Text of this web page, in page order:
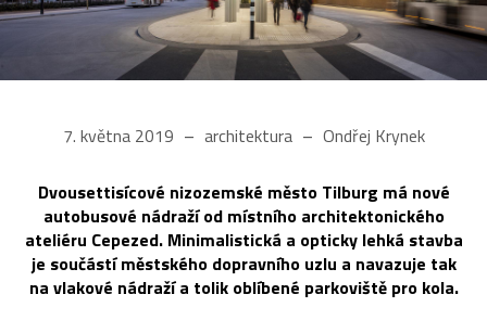
7. května 2019 architektura Ondřej Krynek
Dvousettisícové nizozemské město Tilburg má nové
autobusové nádraží od místního architektonického
ateliéru Cepezed. Minimalistická a opticky lehká stavba
je součástí městského dopravního uzlu a navazuje tak
na vlakové nádraží a tolik oblíbené parkoviště pro kola.